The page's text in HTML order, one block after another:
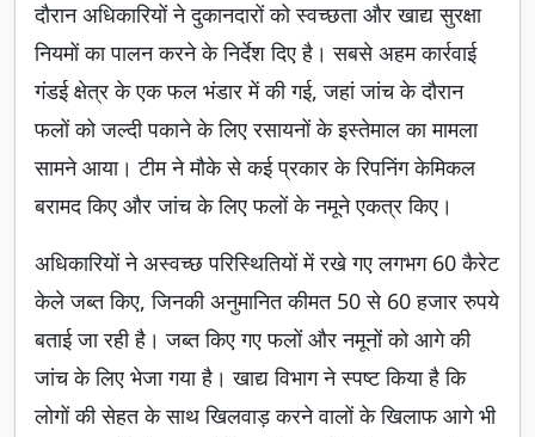
दौरान अधिकारियों ने दुकानदारों को स्वच्छता और खाद्य सुरक्षा
नियमों का पालन करने के निर्देश दिए है। सबसे अहम कार्रवाई
गंडई क्षेत्र के एक फल भंडार में की गई, जहां जांच के दौरान
फलों को जल्दी पकाने के लिए रसायनों के इस्तेमाल का मामला
सामने आया। टीम ने मौके से कई प्रकार के रिपनिंग केमिकल
बरामद किए और जांच के लिए फलों के नमूने एकत्र किए।
अधिकारियों ने अस्वच्छ परिस्थितियों में रखे गए लगभग 60 कैरेट
केले जब्त किए, जिनकी अनुमानित कीमत 50 से 60 हजार रुपये
बताई जा रही है। जब्त किए गए फलों और नमूनों को आगे की
जांच के लिए भेजा गया है। खाद्य विभाग ने स्पष्ट किया है कि
लोगों की सेहत के साथ खिलवाड़ करने वालों के खिलाफ आगे भी